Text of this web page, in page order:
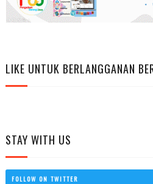
LIKE UNTUK BERLANGGANAN
STAY WITH US
FOLLOW ON TWITTER